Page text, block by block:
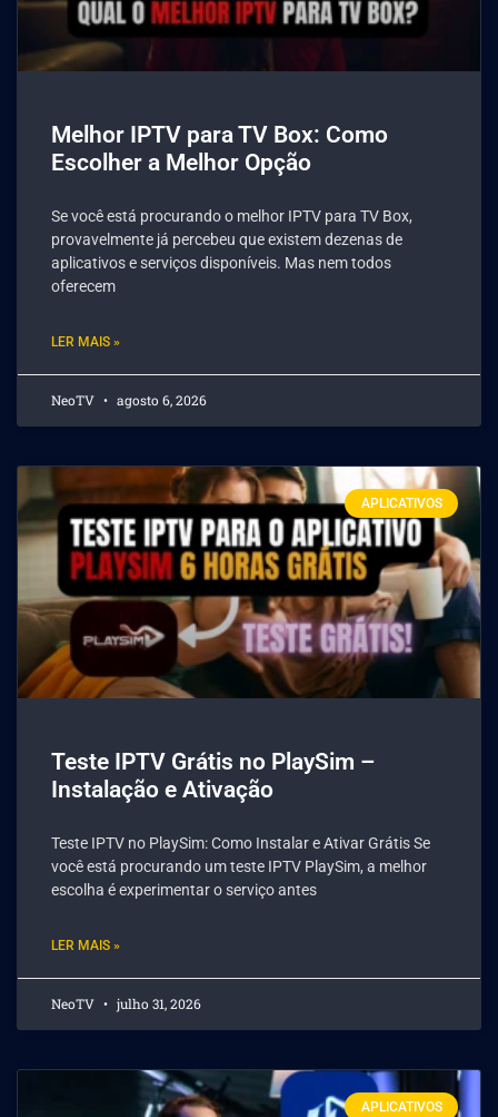
Melhor IPTV para TV Box: Como
Escolher a Melhor Opção
Se você está procurando o melhor IPTV para TV Box,
provavelmente já percebeu que existem dezenas de
aplicativos e serviços disponíveis. Mas nem todos
oferecem
LER MAIS »
NeoTV agosto 6, 2026
APLICATIVOS
Teste IPTV Grátis no PlaySim –
Instalação e Ativação
Teste IPTV no PlaySim: Como Instalar e Ativar Grátis Se
você está procurando um teste IPTV PlaySim, a melhor
escolha é experimentar o serviço antes
LER MAIS »
NeoTV julho 31, 2026
APLICATIVOS